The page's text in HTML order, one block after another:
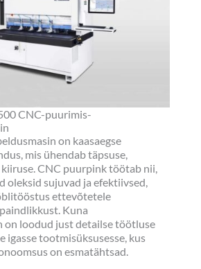
CNC-puurimis-
on kaasaegse
mis ühendab täpsuse,
CNC puurpink töötab nii,
oleksid sujuvad ja efektiivsed,
ettevõtetele
Kuna
on loodud just detailse töötluse
igasse tootmisüksusesse, kus
on esmatähtsad.